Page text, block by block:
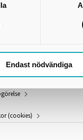
Endast nödvändiga
(cookies)